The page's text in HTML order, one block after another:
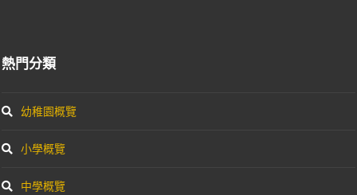
熱門分類
幼稚園概覽
小學概覽
中學概覽